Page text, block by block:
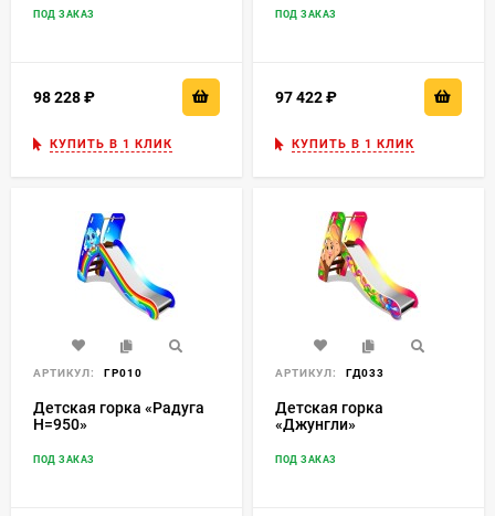
ПОД ЗАКАЗ
98 228
КУПИТЬ В 1 КЛИК
ПОД ЗАКАЗ
97 422
КУПИТЬ В 1 КЛИК
АРТИКУЛ: ГР010
Детская горка «Радуга
H=950»
ПОД ЗАКАЗ
АРТИКУЛ: ГД033
Детская горка
«Джунгли»
ПОД ЗАКАЗ